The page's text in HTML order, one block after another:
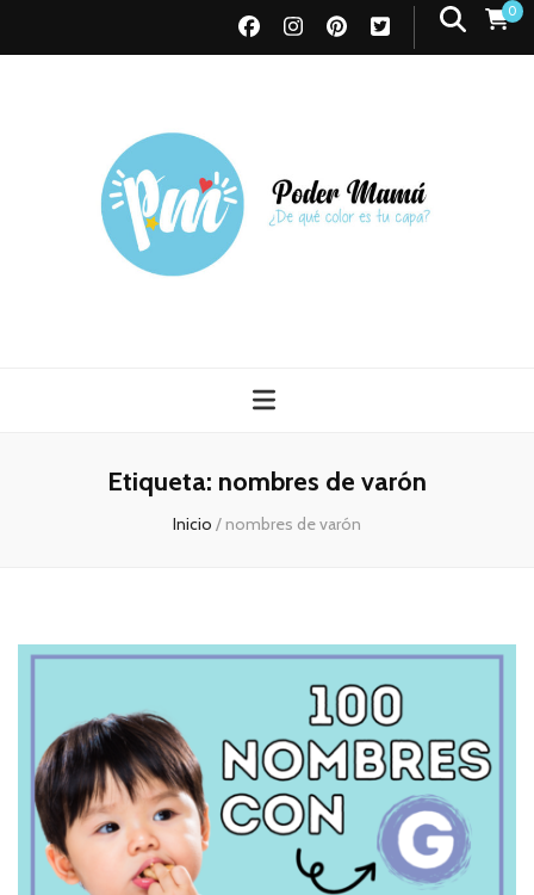
0
Etiqueta: nombres de varón
Inicio / nombres de varón